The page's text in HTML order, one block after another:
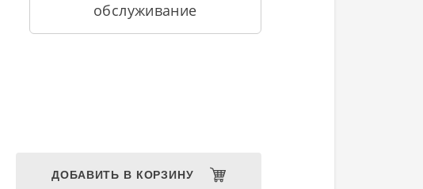
обслуживание
ДОБАВИТЬ В КОРЗИНУ